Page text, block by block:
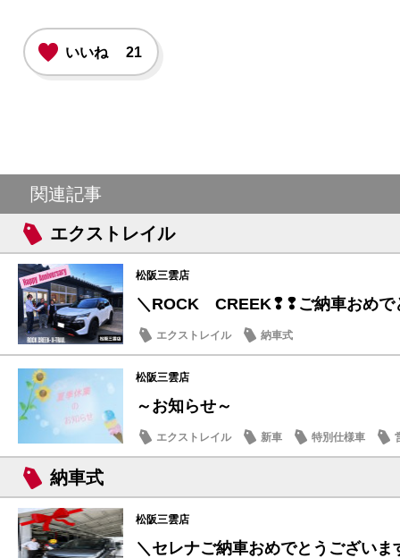
いいね 21
関連記事
エクストレイル
松阪三雲店
＼ROCK CREEK❢❢ご納車おめで
エクストレイル 納車式
松阪三雲店
～お知らせ～
エクストレイル 新車 特別仕様車
納車式
松阪三雲店
＼セレナご納車おめでとうございま